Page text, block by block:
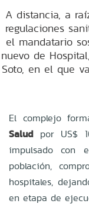
A distancia, a
regulaciones
el mandatario
nuevo de
Soto, en el que
El complejo
Saludpor US$
impulsado
población,
hospitales,
en etapa de